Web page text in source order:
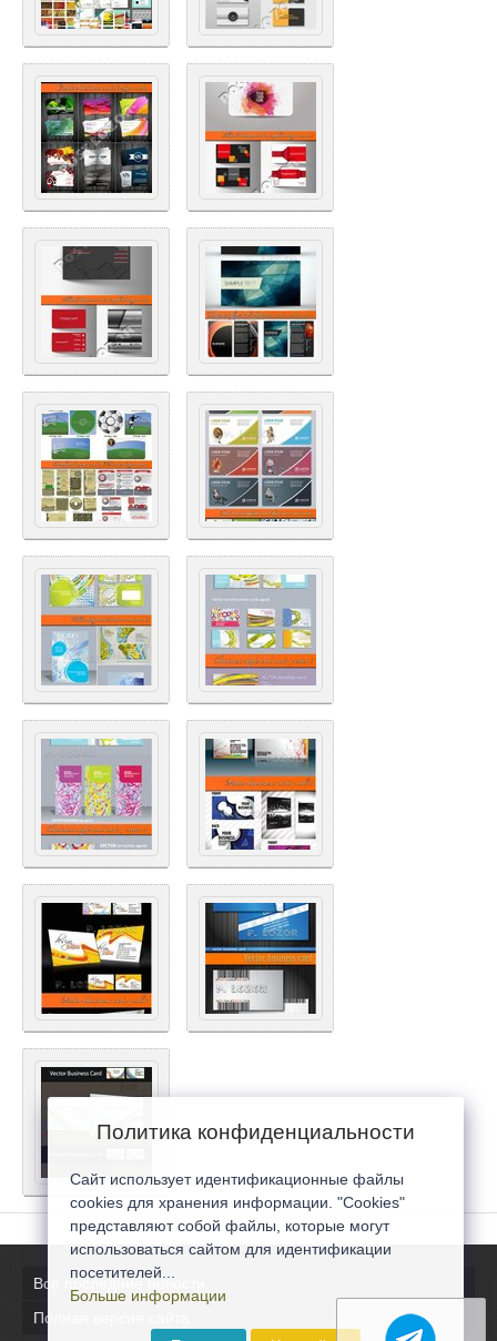
Все последние новости
Полная версия сайта
Политика конфиденциальности
Сайт использует идентификационные файлы
cookies для хранения информации. "Cookies"
представляют собой файлы, которые могут
использоваться сайтом для идентификации
посетителей...
Больше информации